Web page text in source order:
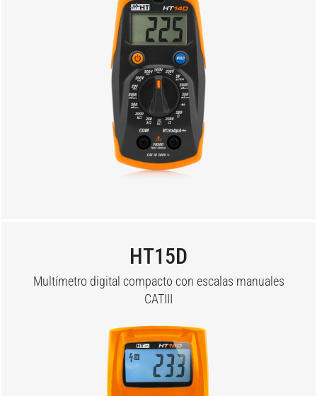
HT15D
Multímetro digital compacto con escalas manuales
CATIII